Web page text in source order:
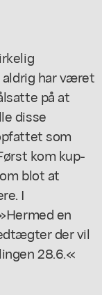
har været
på at
disse
som
kom kup-
blot at
I
en
der vil
28.6.«